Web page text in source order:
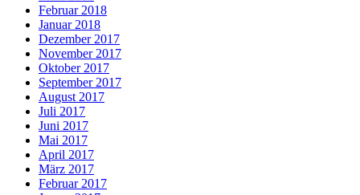
Februar 2018
Januar 2018
Dezember 2017
November 2017
Oktober 2017
September 2017
August 2017
Juli 2017
Juni 2017
Mai 2017
April 2017
März 2017
Februar 2017